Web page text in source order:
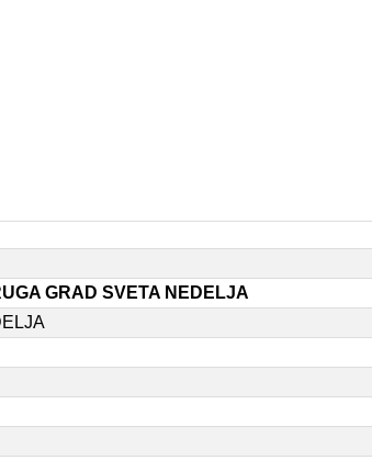
GRAD SVETA NEDELJA